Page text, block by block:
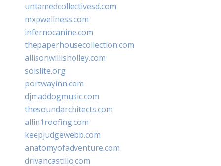
untamedcollectivesd.com
mxpwellness.com
infernocanine.com
thepaperhousecollection.com
allisonwillisholley.com
solslite.org
portwayinn.com
djmaddogmusic.com
thesoundarchitects.com
allin1roofing.com
keepjudgewebb.com
anatomyofadventure.com
drivancastillo.com